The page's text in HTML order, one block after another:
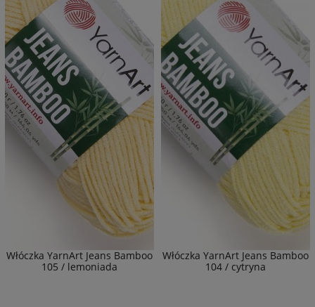
Włóczka YarnArt Jeans Bamboo
105 / lemoniada
Włóczka YarnArt Jeans Bamboo
104 / cytryna